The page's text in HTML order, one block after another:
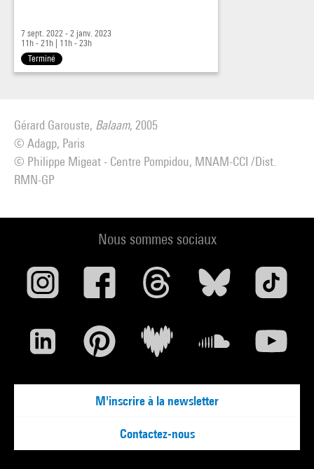
7 sept. 2022 - 2 janv. 2023
11h - 21h
11h - 23h
Terminé
Gérard Garouste, Balaam, 2005
© Adagp, Paris
© Philippe Migeat - Centre Pompidou, MNAM-CCI /Dist.
RMN-GP
Nous sommes sociaux
M'inscrire à la newsletter
Contactez-nous